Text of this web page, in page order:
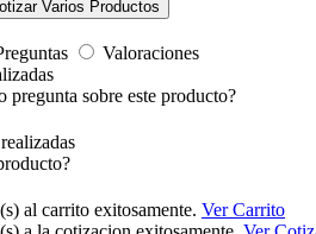
Varios Productos
Valoraciones
pregunta sobre este producto?
al carrito exitosamente. Ver Carrito